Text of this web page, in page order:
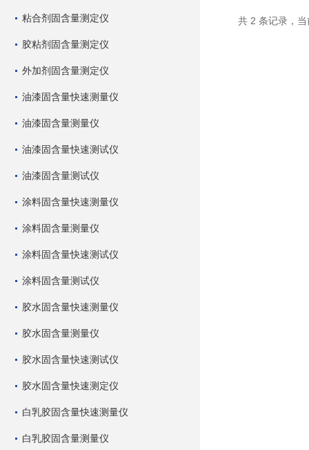
粘合剂固含量测定仪
胶粘剂固含量测定仪
外加剂固含量测定仪
油漆固含量快速测量仪
油漆固含量测量仪
油漆固含量快速测试仪
油漆固含量测试仪
涂料固含量快速测量仪
涂料固含量测量仪
涂料固含量快速测试仪
涂料固含量测试仪
胶水固含量快速测量仪
胶水固含量测量仪
胶水固含量快速测试仪
胶水固含量快速测定仪
白乳胶固含量快速测量仪
白乳胶固含量测量仪
共 2 条记录，